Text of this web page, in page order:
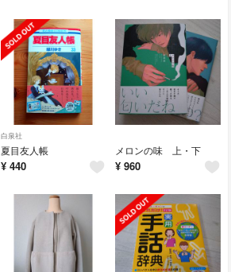
白泉社
夏目友人帳
¥ 440
メロンの味 上・下
¥ 960